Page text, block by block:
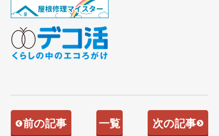
前の記事 一覧 次の記事